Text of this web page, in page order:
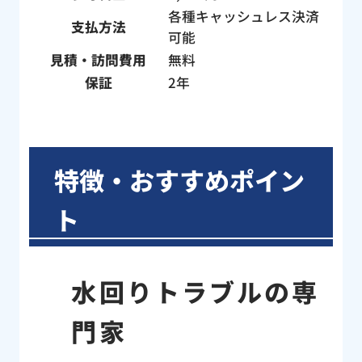
支払方法
各種キャッシュレス決済
可能
見積・訪問費用
無料
保証
2年
特徴・おすすめポイン
ト
水回りトラブルの専
門家